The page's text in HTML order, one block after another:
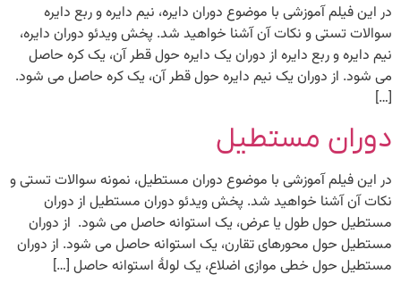
در این فیلم آموزشی با موضوع دوران دایره، نیم دایره و ربع دایره
سوالات تستی و نکات آن آشنا خواهید شد. پخش ویدئو دوران دایره،
نیم دایره و ربع دایره از دوران یک دایره حول قطر آن، یک کره حاصل
می‏ شود. از دوران یک نیم‏ دایره حول قطر آن، یک کره حاصل می ‏شود.
[…]
دوران مستطیل
در این فیلم آموزشی با موضوع دوران مستطیل، نمونه سوالات تستی و
نکات آن آشنا خواهید شد. پخش ویدئو دوران مستطیل از دوران
مستطیل حول طول یا عرض، یک استوانه حاصل می‏ شود. از دوران
مستطیل حول محورهای تقارن، یک استوانه حاصل می‏ شود. از دوران
مستطیل حول خطی موازی‏ اضلاع، یک لولۀ استوانه حاصل […]